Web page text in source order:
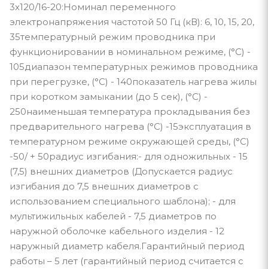
3x120/16-20:Номинал переменного
электронапряжения частотой 50 Гц (кВ): 6, 10, 15, 20,
35температурный режим проводника при
функционировании в номинальном режиме, (°С) -
105диапазон температурных режимов проводника
при перегрузке, (°С) - 140показатель нагрева жилы
при коротком замыкании (до 5 сек), (°С) -
250наименьшая температура прокладывания без
предварительного нагрева (°С) -15эксплуатация в
температурном режиме окружающей среды, (°С)
-50/ + 50радиус изгибания:- для одножильных - 15
(7,5) внешних диаметров (Допускается радиус
изгибания до 7,5 внешних диаметров с
использованием специального шаблона); - для
мультижильных кабелей - 7,5 диаметров по
наружной оболочке кабельного изделия - 12
наружный диаметр кабеля.Гарантийный период
работы – 5 лет (гарантийный период считается с